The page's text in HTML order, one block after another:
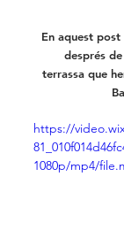
En aquest
després
terrassa que
https://
1080p/mp4/